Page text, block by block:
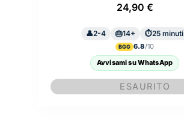
24,90 €
2-4 14+ 25 minuti
BGG 6.8
Avvisami su WhatsApp